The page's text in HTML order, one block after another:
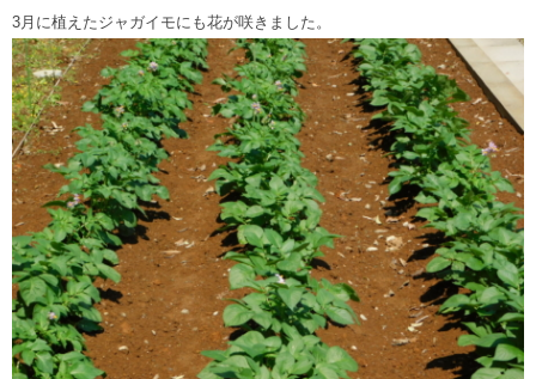
3月に植えたジャガイモにも花が咲きました。